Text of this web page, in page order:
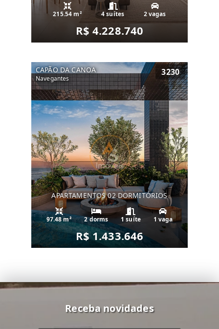
215.54 m² 4 suítes 2 vagas
R$ 4.228.740
CAPÃO DA CANOA
Navegantes
3230
APARTAMENTOS 02 DORMITÓRIOS
97.48 m² 2 dorms 1 suíte 1 vaga
R$ 1.433.646
Receba novidades